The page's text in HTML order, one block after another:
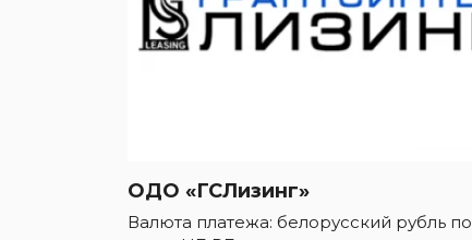
ОДО «ГСЛизинг»
Валюта платежа: белорусский рубль по